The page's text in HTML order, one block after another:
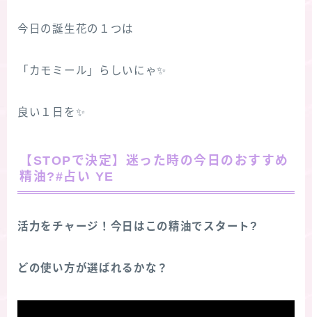
今日の誕生花の１つは
「カモミール」らしいにゃ✨
良い１日を✨
【STOPで決定】迷った時の今日のおすすめ
精油?#占い YE
活力をチャージ！今日はこの精油でスタート?
どの使い方が選ばれるかな？